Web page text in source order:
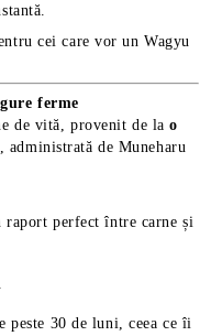
cei care vor un Wagyu
ferme
de vită, provenit de lao
de Muneharu
perfect între carne și
peste 30 de luni, ceea ce îi